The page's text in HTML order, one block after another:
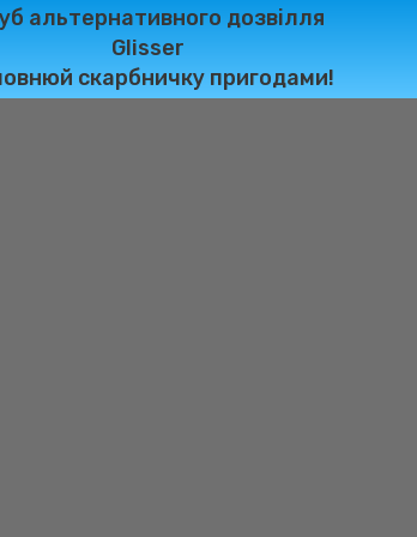
альтернативного дозвілля
Glisser
скарбничку пригодами!